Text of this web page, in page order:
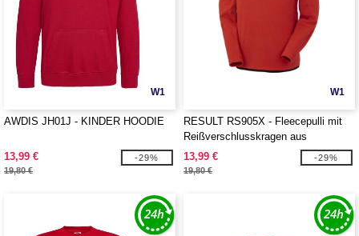
W1
AWDIS JH01J - KINDER HOODIE
13,99 €
19,80 €
-29%
W1
RESULT RS905X - Fleecepulli mit
Reißverschlusskragen aus
recyceltem Polyster
13,99 €
19,80 €
-29%